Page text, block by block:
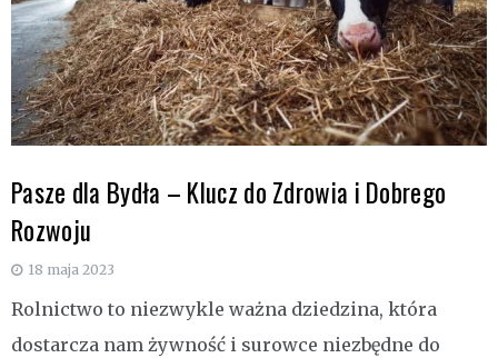
Pasze dla Bydła – Klucz do Zdrowia i Dobrego
Rozwoju
18 maja 2023
Rolnictwo to niezwykle ważna dziedzina, która
dostarcza nam żywność i surowce niezbędne do